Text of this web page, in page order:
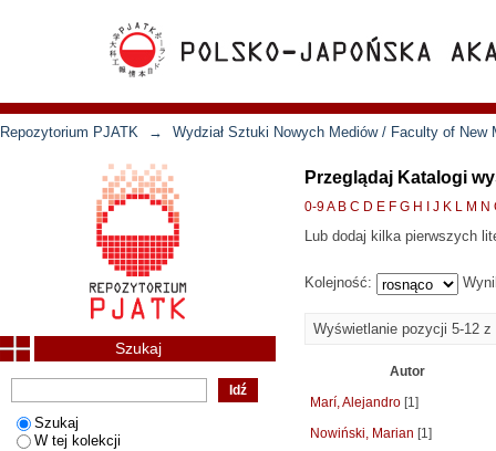
Repozytorium PJATK → Wydział Sztuki Nowych Mediów / Faculty of New
Przeglądaj Katalogi
0-9A B C D E F G H J K L M N
Lub dodaj kilka pierwszych
Kolejność:
Wyświetlanie pozycji 5-12 z
Autor
Marí, Alejandro [1]
Nowiński, Marian [1]
Szukaj
Szukaj
W tej kolekcji